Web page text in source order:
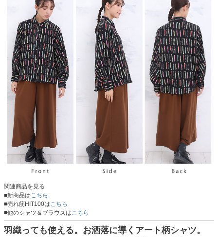
関連商品を見る
■新商品は こちら
■売れ筋HIT100は こちら
■他のシャツ＆ブラウスは こちら
羽織っても使える。お洒落に導くアート柄シャツ。